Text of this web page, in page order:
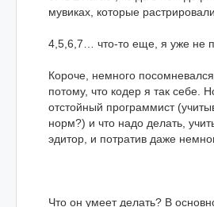
мувиках, которые
4,5,6,7… что-то еще, я уже не
Короче, немного
потому, что кодер я так себе.
отстойный программист
норм?) и что надо делать,
эдитор, и потратив даже
Что он умеет делать? В